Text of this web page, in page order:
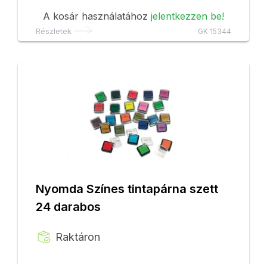
A kosár használatához jelentkezzen be!
Részletek GK 15344
Nyomda Színes tintapárna szett
24 darabos
Raktáron